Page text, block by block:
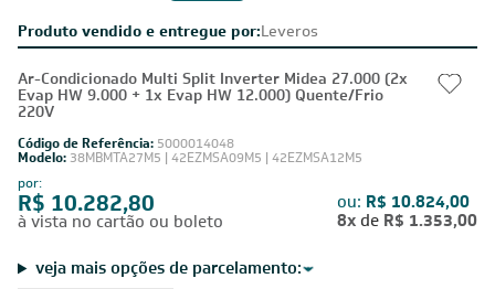
Produto vendido e entregue por:Leveros
Ar-Condicionado Multi Split Inverter Midea 27.000 (2x
Evap HW 9.000 + 1x Evap HW 12.000) Quente/Frio
220V
Código de Referência: 5000014048
Modelo: 38MBMTA27M5 | 42EZMSA09M5 | 42EZMSA12M5
por:
R$ 10.282,80
à vista no cartão ou boleto
ou: R$ 10.824,00
8x de R$ 1.353,00
veja mais opções de parcelamento: